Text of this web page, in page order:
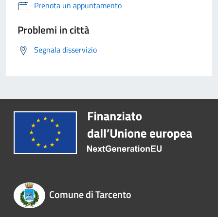
Prenota un appuntamento
Problemi in città
Segnala disservizio
Comune di Tarcento